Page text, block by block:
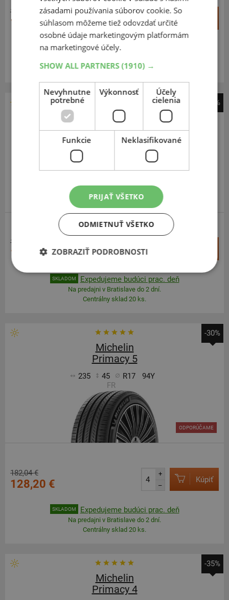
158,06 €
111,50 €
+
–
SKLADOM Expedujeme budúci prac. deň
Centrálny sklad 20 ks.
-30%
Michelin
Primacy 5
205 R16
94H
166,67 €
117,20 €
SKLADOM Expedujeme budúci prac. deň
Na predajni v Bratislave do 2 dní.
Centrálny sklad 20 ks.
-30%
Michelin
Primacy 5
235 45 R17
94Y
FR
ODPORÚČAME
182,04 €
128,20 €
+
–
Kúpiť
SKLADOM Expedujeme budúci prac. deň
Na predajni v Bratislave do 2 dní.
Centrálny sklad 20 ks.
-35%
Michelin
Primacy 4
zásadami používania súborov cookie. So
súhlasom môžeme tiež odovzdať určité
osobné údaje marketingovým platformám
na marketingové účely.
SHOW ALL PARTNERS(1910) →
Nevyhnutne
potrebné
Výkonnosť
Účely
cielenia
Funkcie Neklasifikované
PRIJAŤ VŠETKO
ODMIETNUŤ VŠETKO
ZOBRAZIŤ PODROBNOSTI